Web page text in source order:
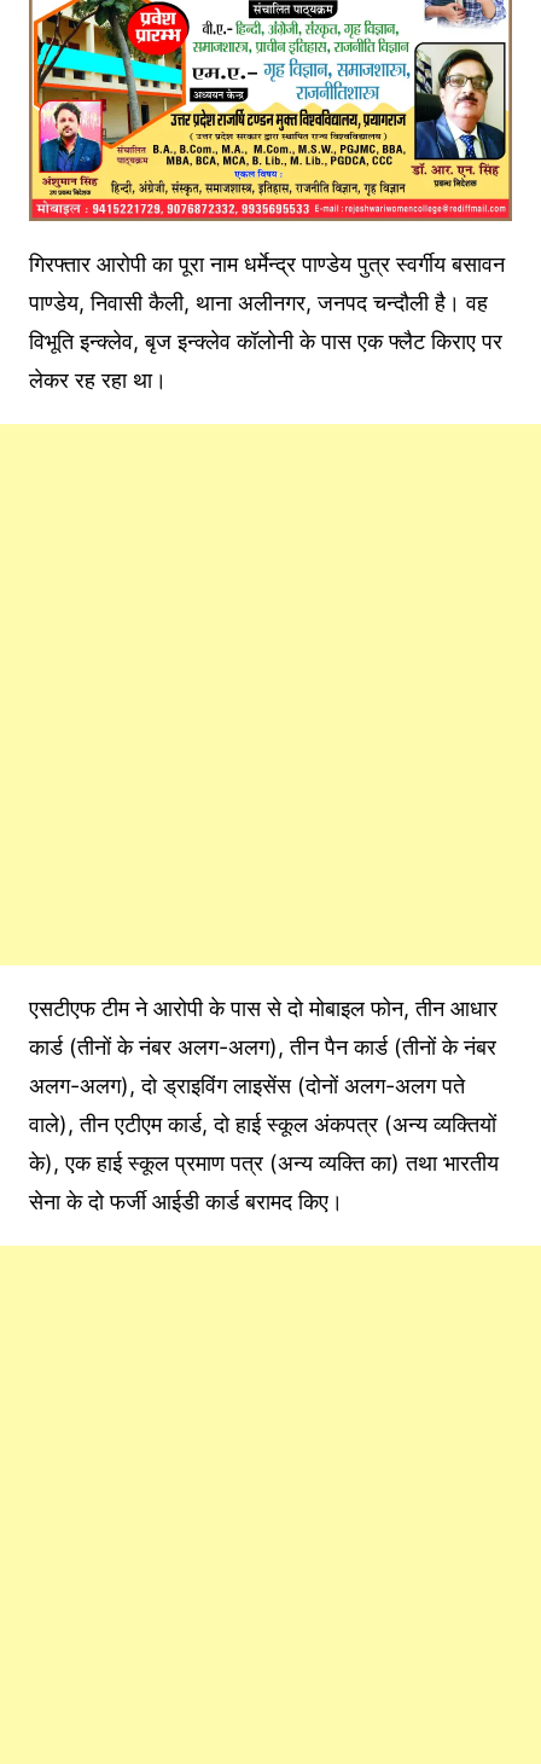
गिरफ्तार आरोपी का पूरा नाम धर्मेन्द्र पाण्डेय पुत्र स्वर्गीय बसावन
पाण्डेय, निवासी कैली, थाना अलीनगर, जनपद चन्दौली है। वह
विभूति इन्क्लेव, बृज इन्क्लेव कॉलोनी के पास एक फ्लैट किराए पर
लेकर रह रहा था।
एसटीएफ टीम ने आरोपी के पास से दो मोबाइल फोन, तीन आधार
कार्ड (तीनों के नंबर अलग-अलग), तीन पैन कार्ड (तीनों के नंबर
अलग-अलग), दो ड्राइविंग लाइसेंस (दोनों अलग-अलग पते
वाले), तीन एटीएम कार्ड, दो हाई स्कूल अंकपत्र (अन्य व्यक्तियों
के), एक हाई स्कूल प्रमाण पत्र (अन्य व्यक्ति का) तथा भारतीय
सेना के दो फर्जी आईडी कार्ड बरामद किए।